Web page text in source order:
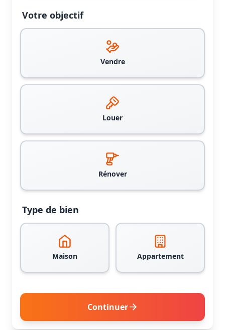
Votre objectif
Vendre
Louer
Rénover
Type de bien
Maison Appartement
Continuer